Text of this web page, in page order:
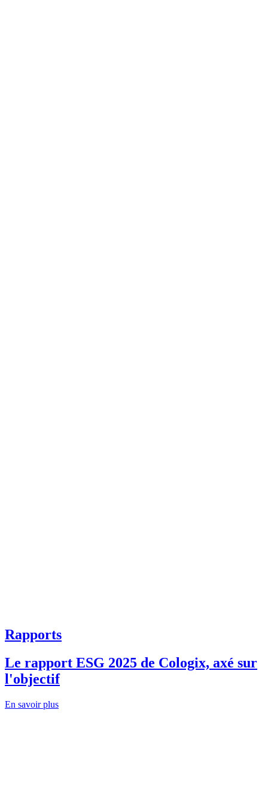
Rapports
Le rapport ESG 2025 de Cologix, axé sur
l'objectif
En savoir plus